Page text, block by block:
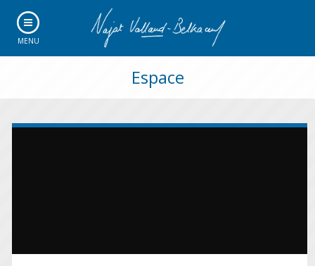
MENU
Espace